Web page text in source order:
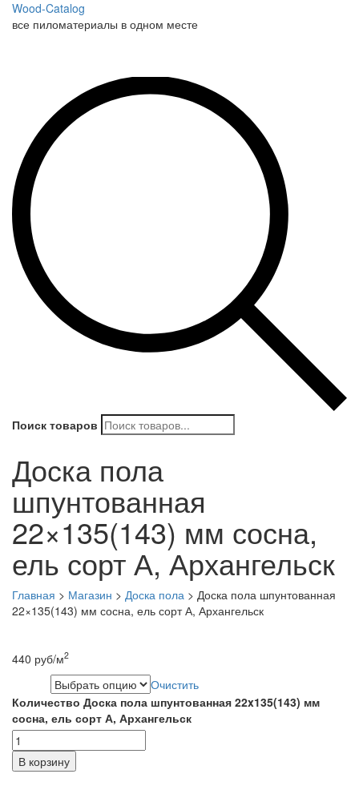
Wood-Catalog
все пиломатериалы в одном месте
Поиск товаров
Доска пола
шпунтованная
22×135(143) мм сосна,
ель сорт А, Архангельск
Главная > Магазин > Доска пола > Доска пола шпунтованная
22×135(143) мм сосна, ель сорт А, Архангельск
440 руб/м2
Очистить
Количество Доска пола шпунтованная 22x135(143) мм
сосна, ель сорт А, Архангельск
В корзину